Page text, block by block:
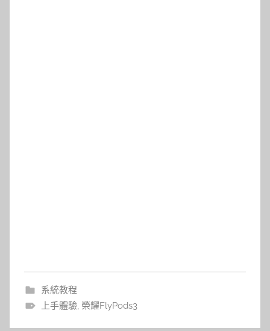
系統教程
上手體驗, 榮耀FlyPods3